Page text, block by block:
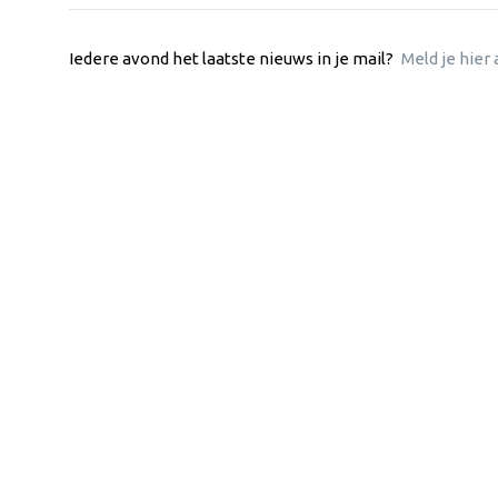
Iedere avond het laatste nieuws in je mail? Meld je hier